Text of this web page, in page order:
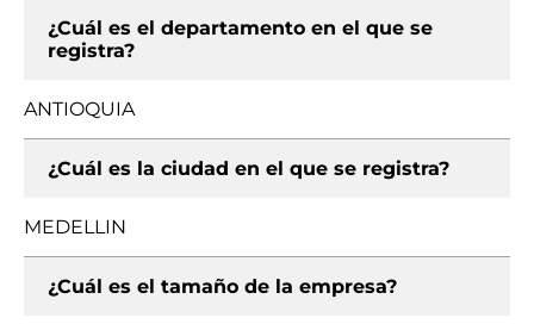
¿Cuál es el departamento en el que se
registra?
ANTIOQUIA
¿Cuál es la ciudad en el que se registra?
MEDELLIN
¿Cuál es el tamaño de la empresa?